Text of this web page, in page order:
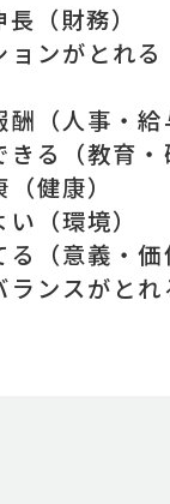
（財務）
ョンがとれる
（人事・給
る（教育・
健康）
（環境）
（意義・価
ンスがとれ